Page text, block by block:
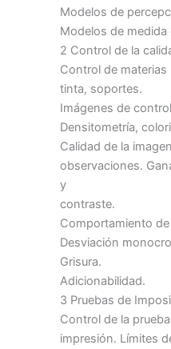
Modelos de
Modelos de medida
2 Control de la
Control de materias
tinta, soportes.
Imágenes de
Densitometría,
Calidad de la
observaciones.
y
contraste.
Comportamiento
Desviación
Grisura.
Adicionabilidad.
3 Pruebas de
Control de la
impresión. Límites